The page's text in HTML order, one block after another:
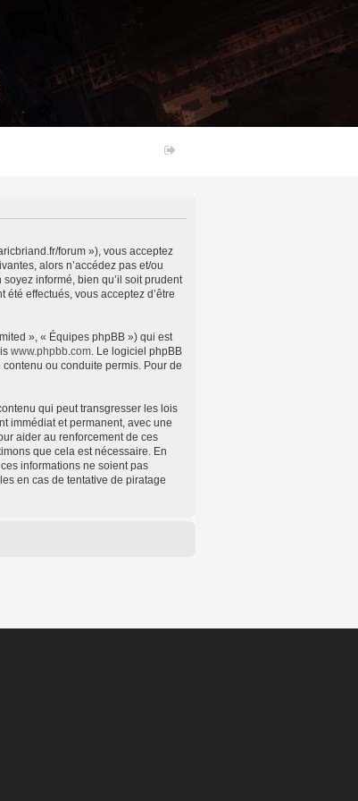
forum »), vous acceptez
alors n’accédez pas et/ou
informé, bien qu’il soit prudent
effectués, vous acceptez d’être
», « Équipes phpBB ») qui est
www.phpbb.com. Le logiciel phpBB
ou conduite permis. Pour de
qui peut transgresser les lois
immédiat et permanent, avec une
aider au renforcement de ces
que cela est nécessaire. En
informations ne soient pas
en cas de tentative de piratage